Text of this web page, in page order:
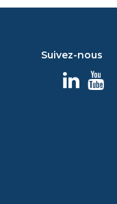
Suivez-nous